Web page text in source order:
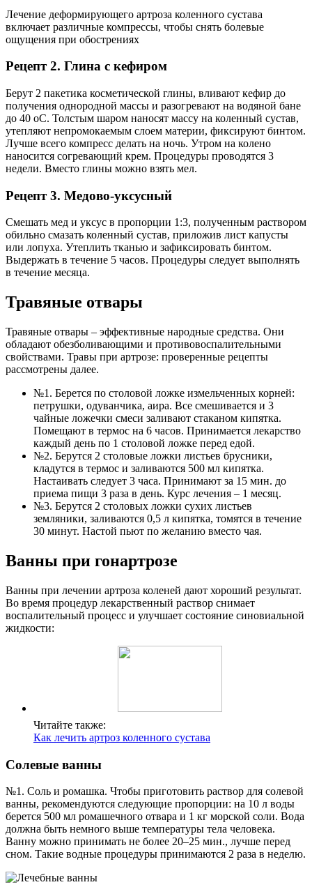
Лечение деформирующего артроза коленного сустава
включает различные компрессы, чтобы снять болевые
ощущения при обострениях
Рецепт 2. Глина с кефиром
Берут 2 пакетика косметической глины, вливают кефир до
получения однородной массы и разогревают на водяной бане
до 40 оС. Толстым шаром наносят массу на коленный сустав,
утепляют непромокаемым слоем материи, фиксируют бинтом.
Лучше всего компресс делать на ночь. Утром на колено
наносится согревающий крем. Процедуры проводятся 3
недели. Вместо глины можно взять мел.
Рецепт 3. Медово-уксусный
Смешать мед и уксус в пропорции 1:3, полученным раствором
обильно смазать коленный сустав, приложив лист капусты
или лопуха. Утеплить тканью и зафиксировать бинтом.
Выдержать в течение 5 часов. Процедуры следует выполнять
в течение месяца.
Травяные отвары
Травяные отвары – эффективные народные средства. Они
обладают обезболивающими и противовоспалительными
свойствами. Травы при артрозе: проверенные рецепты
рассмотрены далее.
№1. Берется по столовой ложке измельченных корней:
петрушки, одуванчика, аира. Все смешивается и 3
чайные ложечки смеси заливают стаканом кипятка.
Помещают в термос на 6 часов. Принимается лекарство
каждый день по 1 столовой ложке перед едой.
№2. Берутся 2 столовые ложки листьев брусники,
кладутся в термос и заливаются 500 мл кипятка.
Настаивать следует 3 часа. Принимают за 15 мин. до
приема пищи 3 раза в день. Курс лечения – 1 месяц.
№3. Берутся 2 столовых ложки сухих листьев
земляники, заливаются 0,5 л кипятка, томятся в течение
30 минут. Настой пьют по желанию вместо чая.
Ванны при гонартрозе
Ванны при лечении артроза коленей дают хороший результат.
Во время процедур лекарственный раствор снимает
воспалительный процесс и улучшает состояние синовиальной
жидкости:
Читайте также:
Как лечить артроз коленного сустава
Солевые ванны
№1. Соль и ромашка. Чтобы приготовить раствор для солевой
ванны, рекомендуются следующие пропорции: на 10 л воды
берется 500 мл ромашечного отвара и 1 кг морской соли. Вода
должна быть немного выше температуры тела человека.
Ванну можно принимать не более 20–25 мин., лучше перед
сном. Такие водные процедуры принимаются 2 раза в неделю.